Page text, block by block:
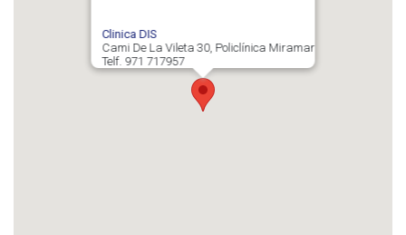
Clinica DIS
Cami De La Vileta 30, Policlínica Miramar
Telf. 971 717957